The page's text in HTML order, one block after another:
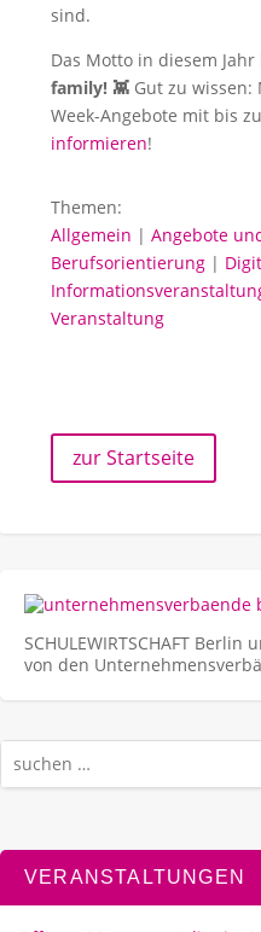
sind.
Das Motto in diesem
family! 👾 Gut zu wissen:
Week-Angebote mit bis
informieren!
Themen:
Allgemein | Angebote
Berufsorientierung |
Veranstaltung
zur Startseite
SCHULEWIRTSCHAFT
von den
VERANSTALTUNGEN